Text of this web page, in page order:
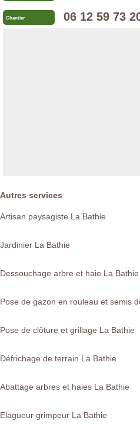
Chantier 06 12 59 73
Autres services
Artisan paysagiste La Bathie
Jardinier La Bathie
Dessouchage arbre et haie La Bathie
Pose de gazon en rouleau et semis
Pose de clôture et grillage La Bathie
Défrichage de terrain La Bathie
Abattage arbres et haies La Bathie
Elagueur grimpeur La Bathie